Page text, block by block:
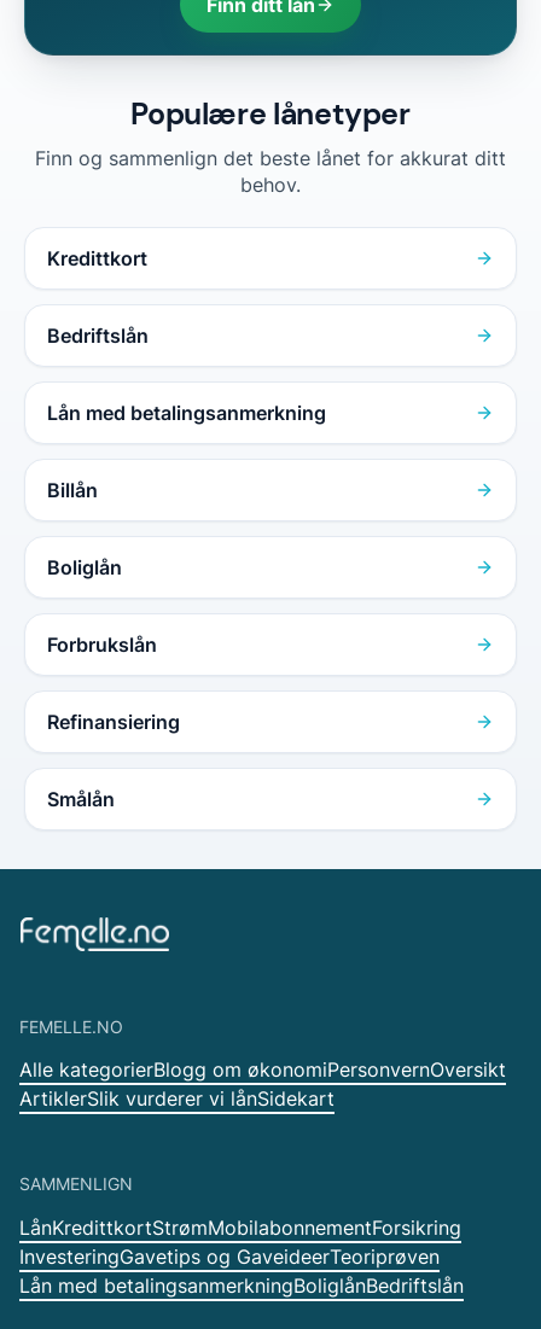
Populære lånetyper
Finn og sammenlign det beste lånet for akkurat ditt
behov.
Kredittkort
Bedriftslån
Lån med betalingsanmerkning
Billån
Boliglån
Forbrukslån
Refinansiering
Smålån
FEMELLE.NO
Alle kategorierBlogg om økonomiPersonvernOversikt
ArtiklerSlik vurderer vi lånSidekart
SAMMENLIGN
LånKredittkortStrømMobilabonnementForsikring
InvesteringGavetips og GaveideerTeoriprøven
Lån med betalingsanmerkningBoliglånBedriftslån